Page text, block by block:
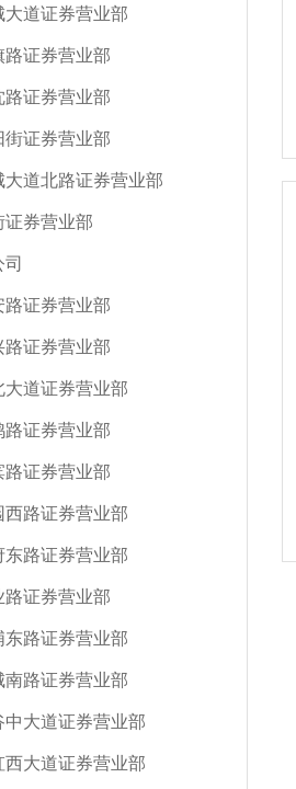
大道证券营业部
路证券营业部
路证券营业部
街证券营业部
大道北路证券营业部
证券营业部
路证券营业部
路证券营业部
大道证券营业部
路证券营业部
路证券营业部
西路证券营业部
东路证券营业部
路证券营业部
东路证券营业部
南路证券营业部
中大道证券营业部
西大道证券营业部